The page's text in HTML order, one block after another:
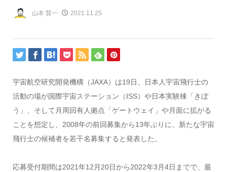
山本 賢一 2021.11.25
宇宙航空研究開発機構（JAXA）は19日、日本人宇宙飛行士の
活動の場が国際宇宙ステーション（ISS）や日本実験棟「きぼ
う」、そして月周回有人拠点「ゲートウェイ」や月面に拡がる
ことを想定し、 2008年の前回募集から13年ぶりに、新たな宇宙
飛行士の候補者を若干名募集すると発表した。
応募受付期間は2021年12月20日から2022年3月4日までで、最